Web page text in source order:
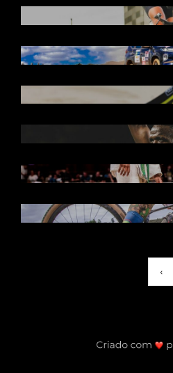
MITSUBISHI CUP |
TRACK & FIELD
CONFERENCE
DO SONHO À
FOTOGRAFANDO A
MUITO ALÉM DA
TRANSFORMADOR
BRASIL RIDE
‹